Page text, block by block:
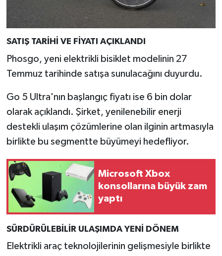
SATIŞ TARİHİ VE FİYATI AÇIKLANDI
Phosgo, yeni elektrikli bisiklet modelinin 27
Temmuz tarihinde satışa sunulacağını duyurdu.
Go 5 Ultra'nın başlangıç fiyatı ise 6 bin dolar
olarak açıklandı. Şirket, yenilenebilir enerji
destekli ulaşım çözümlerine olan ilginin artmasıyla
birlikte bu segmentte büyümeyi hedefliyor.
Microsoft Xbox
konsollarına büyük zam
yaptı
SÜRDÜRÜLEBİLİR ULAŞIMDA YENİ DÖNEM
Elektrikli araç teknolojilerinin gelişmesiyle birlikte